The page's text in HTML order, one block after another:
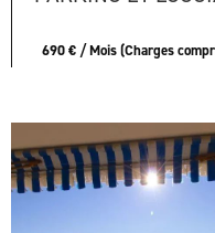
690 € / Mois (Charges